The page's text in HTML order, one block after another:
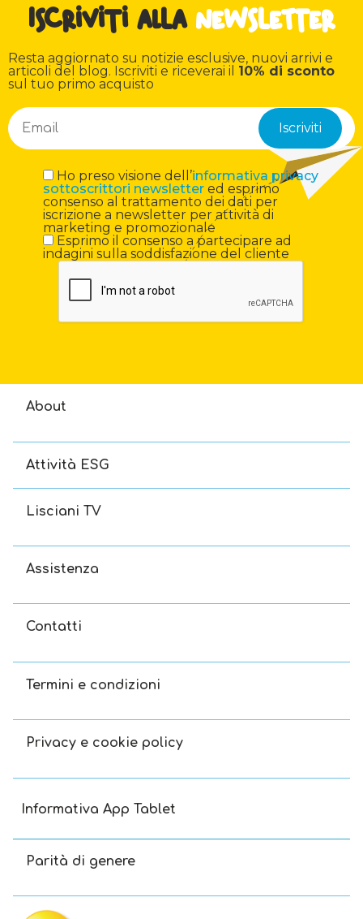
Iscriviti alla newsletter
Resta aggiornato su notizie esclusive, nuovi arrivi e
articoli del blog. Iscriviti e riceverai il 10% di sconto
sul tuo primo acquisto
Ho preso visione dell’informativa privacy
sottoscrittori newslettered esprimo
consenso al trattamento dei dati per
iscrizione a newsletter per attività di
marketing e promozionale
Esprimo il consenso a partecipare ad
indagini sulla soddisfazione del cliente
About
Attività ESG
Lisciani TV
Assistenza
Contatti
Termini e condizioni
Privacy e cookie policy
Informativa App Tablet
Parità di genere